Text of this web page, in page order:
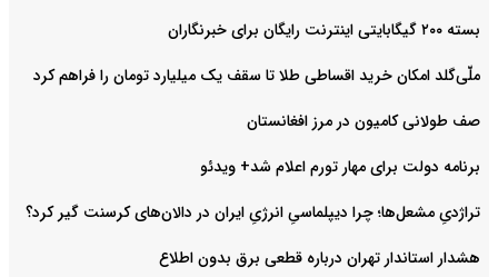
بسته ۲۰۰ گیگابایتی اینترنت رایگان برای خبرنگاران
ملّی‌گلد امکان خرید اقساطی طلا تا سقف یک میلیارد تومان را فراهم کرد
صف طولانی کامیون در مرز افغانستان
برنامه دولت برای مهار تورم اعلام شد+ ویدئو
تراژدیِ مشعل‌ها؛ چرا دیپلماسیِ انرژیِ ایران در دالان‌های کرسنت گیر کرد؟
هشدار استاندار تهران درباره قطعی برق بدون اطلاع